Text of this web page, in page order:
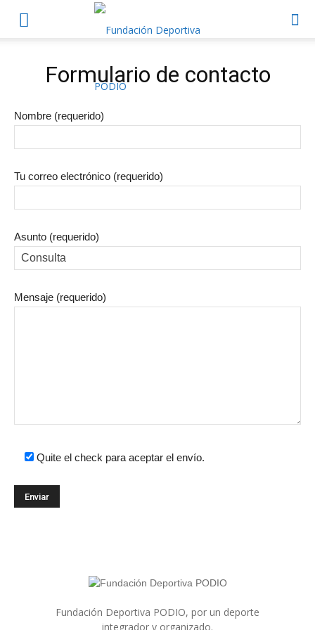
Formulario de contacto
Nombre (requerido)
Tu correo electrónico (requerido)
Asunto (requerido)
Mensaje (requerido)
Quite el check para aceptar el envío.
Fundación Deportiva PODIO, por un deporte
integrador y organizado.